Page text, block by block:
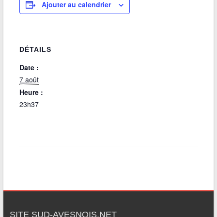
Ajouter au calendrier
DÉTAILS
Date :
7 août
Heure :
23h37
SITE SUD-AVESNOIS.NET